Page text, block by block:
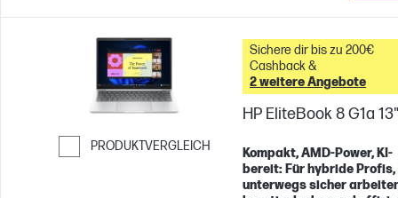
PRODUKTVERGLEICH
Weiter zum Vergleichen
Sichere dir bis zu 200€
Cashback &
2 weitere Angebote
HP EliteBook 8 G1a 13"
Kompakt, AMD-Power, KI-
bereit: Für hybride Profis,
unterwegs sicher